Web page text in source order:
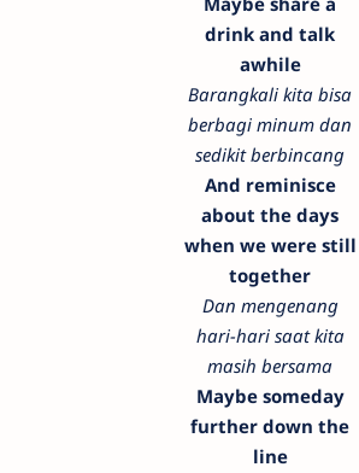
drink and talk
awhile
Barangkali kita bisa
berbagi minum dan
sedikit berbincang
And reminisce
about the days
when we were still
together
Dan mengenang
hari-hari saat kita
masih bersama
Maybe someday
further down the
line